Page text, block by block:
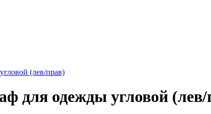
(лев/прав)
для одежды угловой (лев/